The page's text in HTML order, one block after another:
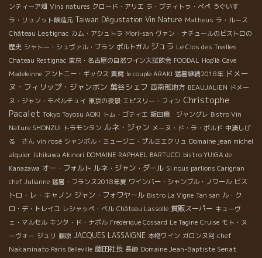
ンティーア畑 Vins natures クロード・アリエ ラ・プティトゥ・ペペ うぐいす
ラ・リュノット醸造元 Taiwan Dégustation Vin Nature Matheus ラ・ルース
Château Lestignac カム・アシュトラ Mori-san ヴァン・ナチュールのビストロの
歴史 シャトー・シュヴァル・ブラン ポルトガル ジュラ Le Clos des Treilles
Chateau Restignac 東京・名古屋の自然ワイン大試飲会 FOODAL Hop'là Cave
Madeleinne アントニー・ギックス 貴腐 le couple ARAKI 猛暑継続2018年 ドメー
ヌ・フィリップ・ジャンボン 萬谷シェフ 西南部地方 BEAUJALIEN ドメー
ヌ・ジャン・モペルチュイ 東京の夜景 エピスリー・フィン Christophe
Pacalet Tokyo Toyosu AOKI トム・ゴティエ 飯田橋 ジャングレ Bistro Vin
Nature SHONZUI トラモンタン ルネ・ジャン メーヌ・ド・ラ・ボルド 中湊しげ
る さん vin rosé シャンボル・ミュージニ・プルミエクリュ Domaine jean michel
alquier Ishikawa Akinori DOMAINE RAPHAEL BARTUCCI bistro YUIGA de
Kanazawa オー・フォルト ルネ・ジャン・ダール Si nous parlions Carignan
chef Julianne 猛暑・フランス2018年夏 ワインバー・シャンブル・ノワール ビス
トロ・レ・キャノン ジャン・フォワヤール Bistro La Vigne Tan san ル・ク
ロ・デ・トレイユ レシャッペ・ベル Château Lassolle 質販スーパー キューヴ
ェ・マルセル キンタ・ド・ナポル Frédérique Cossard Le Tagine Cruise モト・ヌ
ーヴォー ジュリ 藤原 JACQUES LASSAIGNE 本物ワイン ガロンヌ河 chef
Nakaminato Paris Belleville 藤田社長 長崎 Domaine Jean-Baptiste Senat